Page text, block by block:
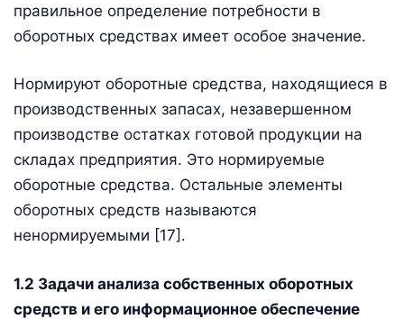
правильное определение потребности в
оборотных средствах имеет особое значение.
Нормируют оборотные средства, находящиеся в
производственных запасах, незавершенном
производстве остатках готовой продукции на
складах предприятия. Это нормируемые
оборотные средства. Остальные элементы
оборотных средств называются
ненормируемыми [17].
1.2 Задачи анализа собственных оборотных
средств и его информационное обеспечение